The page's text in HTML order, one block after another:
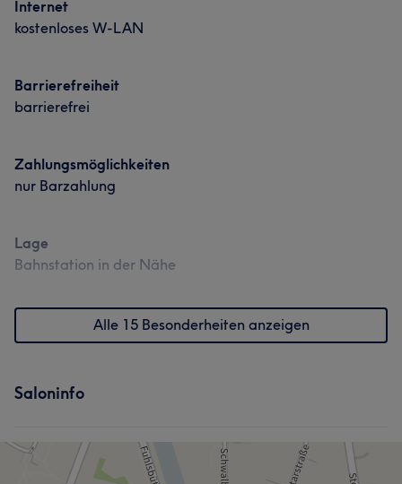
Internet
kostenloses W-LAN
Barrierefreiheit
barrierefrei
Zahlungsmöglichkeiten
nur Barzahlung
Lage
Bahnstation in der Nähe
Alle 15 Besonderheiten anzeigen
Saloninfo